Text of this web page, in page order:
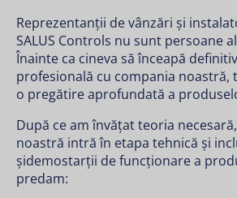
Reprezentanții de vânzări și
SALUS Controls nu sunt persoane
Înainte ca cineva să înceapă
profesională cu compania noastră,
o pregătire aprofundată a
După ce am învățat teoria
noastră intră în etapa tehnică și
șidemostarții de funcționare a
predam: